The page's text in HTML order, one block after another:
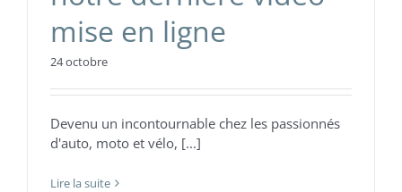
mise en ligne
24 octobre
Devenu un incontournable chez les passionnés
d'auto, moto et vélo, [...]
Lire la suite